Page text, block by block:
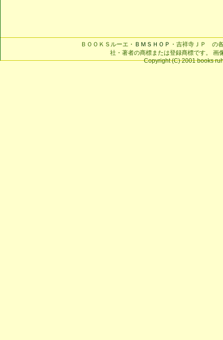
ＢＯＯＫＳルーエ・ ＢＭＳＨＯＰ ・吉祥寺ＪＰ の
社・著者の商標または登録商標です。 画
Copyright (C) 2001 books